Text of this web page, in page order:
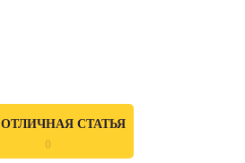
ОТЛИЧНАЯ СТАТЬЯ
0